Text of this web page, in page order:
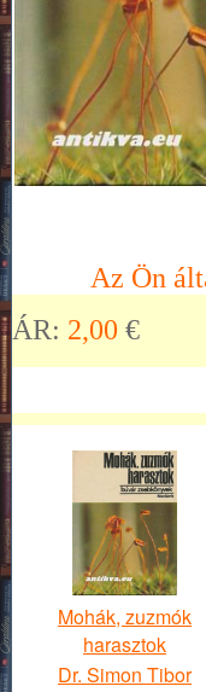
Az Ön
ÁR: 2,00 €
Mohák, zuzmók
harasztok
Dr. Simon Tibor